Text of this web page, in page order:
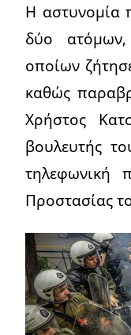
Η αστυνομία
δύο
οποίων
καθώς
Χρήστος
βουλευτής
τηλεφωνική
Προστασίας